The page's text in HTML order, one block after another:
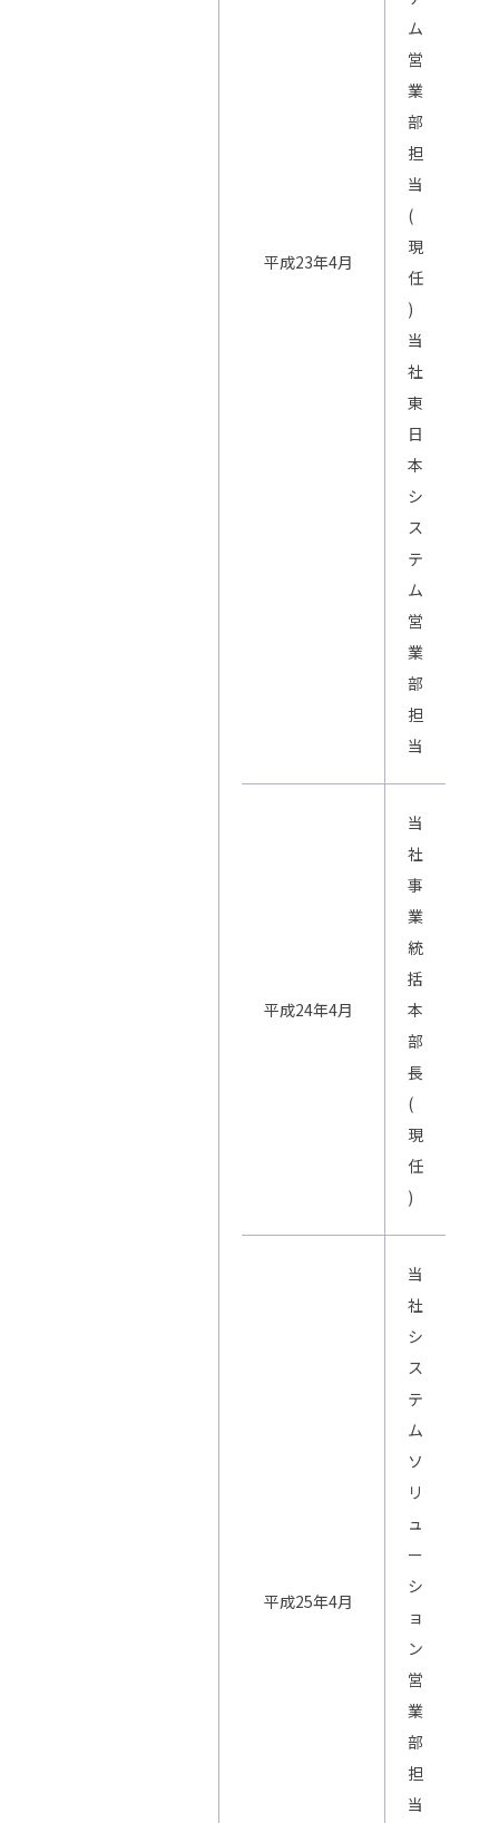
平成23年4月
ム
営
業
部
担
当
(
現
任
)
当
社
東
日
本
シ
ス
テ
ム
営
業
部
担
当
平成24年4月
当
社
事
業
統
括
本
部
長
(
現
任
)
平成25年4月
当
社
シ
ス
テ
ム
ソ
リ
ュ
ー
シ
ョ
ン
営
業
部
担
当